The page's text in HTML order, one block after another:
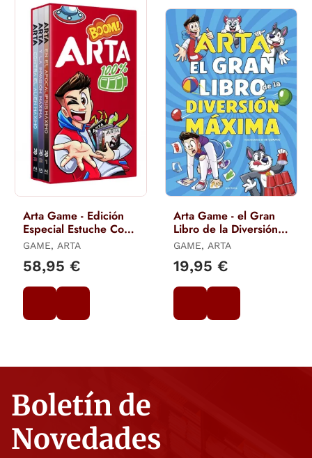
Arta Game - Edición
Especial Estuche Con:
Arta en el Apocalipsis
Máximo Arta y
GAME, ARTA
58,95 €
Arta Game - el Gran
Libro de la Diversión
Máxima
GAME, ARTA
19,95 €
Boletín de
Novedades